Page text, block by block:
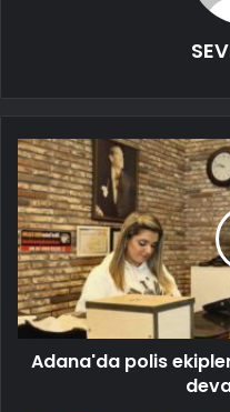
Adana'da polis